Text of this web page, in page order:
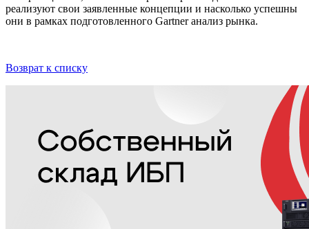
реализуют свои заявленные концепции и насколько успешны
они в рамках подготовленного Gartner анализ рынка.
Возврат к списку